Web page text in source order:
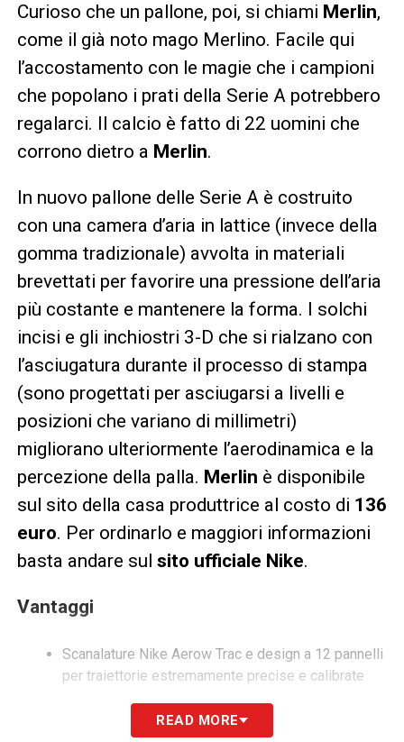
Curioso che un pallone, poi, si chiami Merlin,
come il già noto mago Merlino. Facile qui
l’accostamento con le magie che i campioni
che popolano i prati della Serie A potrebbero
regalarci. Il calcio è fatto di 22 uomini che
corrono dietro a Merlin.
In nuovo pallone delle Serie A è costruito
con una camera d’aria in lattice (invece della
gomma tradizionale) avvolta in materiali
brevettati per favorire una pressione dell’aria
più costante e mantenere la forma. I solchi
incisi e gli inchiostri 3-D che si rialzano con
l’asciugatura durante il processo di stampa
(sono progettati per asciugarsi a livelli e
posizioni che variano di millimetri)
migliorano ulteriormente l’aerodinamica e la
percezione della palla. Merlin è disponibile
sul sito della casa produttrice al costo di 136
euro. Per ordinarlo e maggiori informazioni
basta andare sul sito ufficiale Nike.
Vantaggi
Scanalature Nike Aerow Trac e design a 12 pannelli
per traiettorie estremamente precise e calibrate
Rivestimento testurizzato per tocco e sensibilità
READ MORE